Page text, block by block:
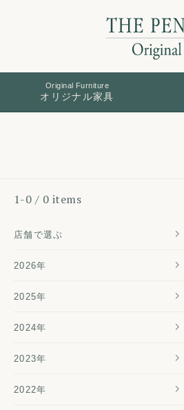
Original Furniture
オリジナル家具
1-0 / 0 items
店舗で選ぶ
2026年
2025年
2024年
2023年
2022年